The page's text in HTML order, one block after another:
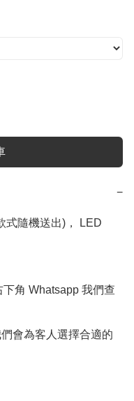
−
式隨機送出)， LED
角 Whatsapp 我們查
會為客人選擇合適的